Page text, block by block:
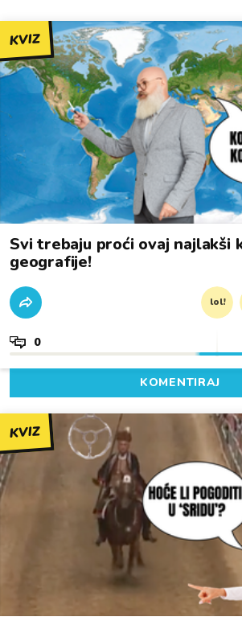
KVIZ
Svi trebaju proći ovaj najlakši
geografije!
lol!
0
KOMENTIRAJ
KVIZ